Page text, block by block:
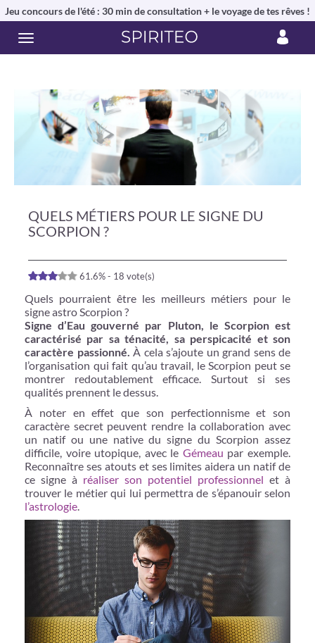
Jeu concours de l'été : 30 min de consultation + le voyage de tes rêves !
QUELS MÉTIERS POUR LE SIGNE DU
SCORPION ?
61.6% - 18 vote(s)
Quels pourraient être les meilleurs métiers pour le
signe astro Scorpion ?
Signe d’Eau gouverné par Pluton, le Scorpion est
caractérisé par sa ténacité, sa perspicacité et son
caractère passionné. À cela s’ajoute un grand sens de
l’organisation qui fait qu’au travail, le Scorpion peut se
montrer redoutablement efficace. Surtout si ses
qualités prennent le dessus.
À noter en effet que son perfectionnisme et son
caractère secret peuvent rendre la collaboration avec
un natif ou une native du signe du Scorpion assez
difficile, voire utopique, avec le Gémeau par exemple.
Reconnaître ses atouts et ses limites aidera un natif de
ce signe à réaliser son potentiel professionnel et à
trouver le métier qui lui permettra de s’épanouir selon
l’astrologie.